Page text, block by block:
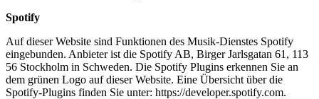
Spotify
Auf dieser Website sind Funktionen des Musik-Dienstes Spotify
eingebunden. Anbieter ist die Spotify AB, Birger Jarlsgatan 61, 113
56 Stockholm in Schweden. Die Spotify Plugins erkennen Sie an
dem grünen Logo auf dieser Website. Eine Übersicht über die
Spotify-Plugins finden Sie unter: https://developer.spotify.com.